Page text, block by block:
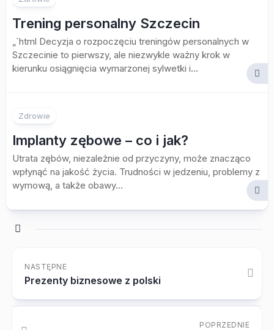
Trening personalny Szczecin
„`html Decyzja o rozpoczęciu treningów personalnych w
Szczecinie to pierwszy, ale niezwykle ważny krok w
kierunku osiągnięcia wymarzonej sylwetki i...
Zdrowie
Implanty zębowe – co i jak?
Utrata zębów, niezależnie od przyczyny, może znacząco
wpłynąć na jakość życia. Trudności w jedzeniu, problemy z
wymową, a także obawy...
NASTĘPNE
Prezenty biznesowe z polski
POPRZEDNIE